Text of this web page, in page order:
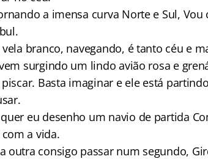
a imensa curva Norte e Sul, Vou
branco, navegando, é tanto céu e
surgindo um lindo avião rosa e
Basta imaginar e ele está
eu desenho um navio de partida
a vida.
outra consigo passar num segundo,